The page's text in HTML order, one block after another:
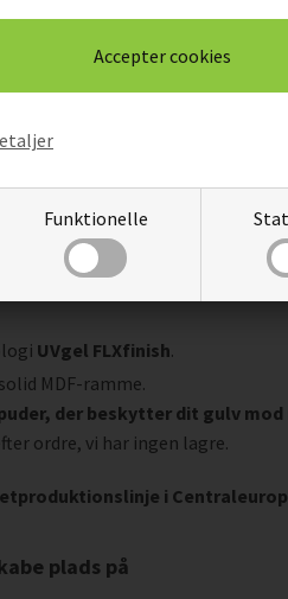
Funktionelle
UVgel FLXfinish.
MDF-ramme.
der beskytter dit gulv mod
ordre, vi har ingen lagre.
i
plads på